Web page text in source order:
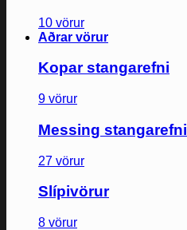
10 vörur
Aðrar vörur
Kopar stangarefni
9 vörur
Messing stangarefni
27 vörur
Slípivörur
8 vörur